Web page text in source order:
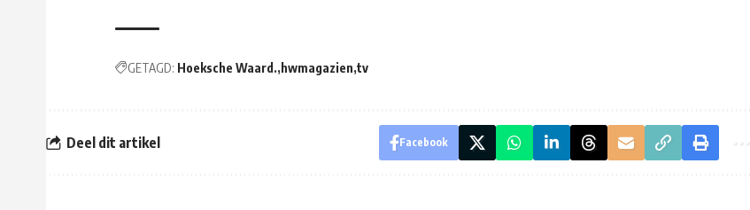
GETAGD: Hoeksche Waard. hwmagazien tv
Deel dit artikel Facebook